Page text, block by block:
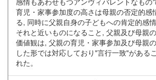
育児・家事参加度の高さは母親の否定的感
る, 同時に父親自身の子どもへの肯定的感
それと近いものになること, 父親及び母親
価値観は, 父親の育児・家事参加及び母親
した形では対応しており"言行一致"がある
れた。